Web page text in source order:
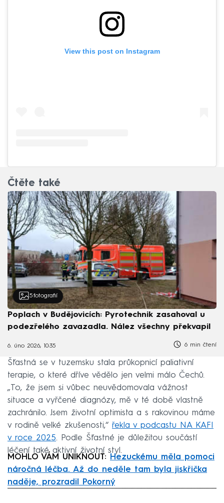
View this post on Instagram
Čtěte také
5 fotografií
Poplach v Budějovicích: Pyrotechnik zasahoval u
podezřelého zavazadla. Nález všechny překvapil
6. úno 2026, 10:35 6 min čtení
Šťastná se v tuzemsku stala průkopnicí paliativní
terapie, o které dříve vědělo jen velmi málo Čechů.
„To, že jsem si vůbec neuvědomovala vážnost
situace a vyřčené diagnózy, mě v té době vlastně
zachránilo. Jsem životní optimista a s rakovinou máme
v rodině velké zkušenosti,“ řekla v podcastu NA KAFI
v roce 2025. Podle Šťastné je důležitou součástí
léčení také aktivní životní styl.
MOHLO VÁM UNIKNOUT:
Hezuckému měla pomoci
náročná léčba. Až do neděle tam byla jiskřička
naděje, prozradil Pokorný